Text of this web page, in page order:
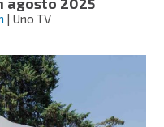
| Uno TV